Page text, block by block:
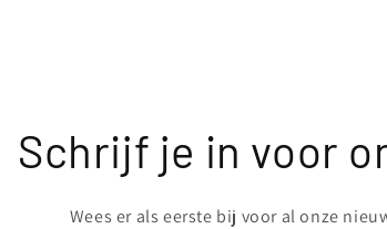
Schrijf je in voor
Wees er als eerste bij voor al onze